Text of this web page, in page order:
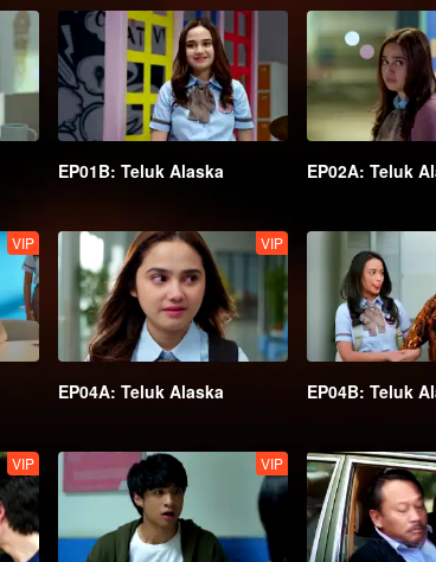
EP01B: Teluk Alaska EP02A: Teluk
VIP VIP
EP04A: Teluk Alaska EP04B: Teluk
VIP VIP